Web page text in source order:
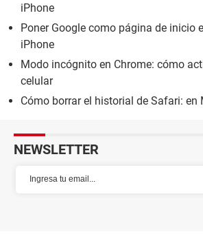
iPhone
Poner Google como página de inicio
iPhone
Modo incógnito en Chrome: cómo
celular
Cómo borrar el historial de Safari: en
NEWSLETTER